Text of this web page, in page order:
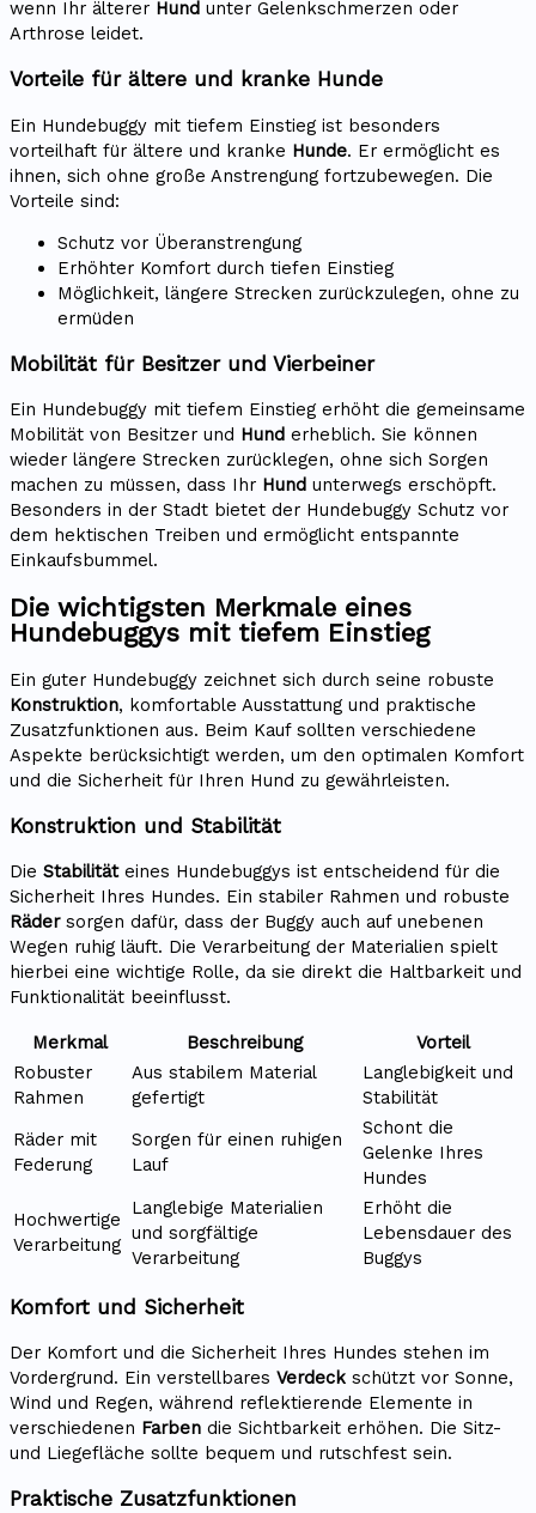
wenn Ihr älterer Hund unter Gelenkschmerzen oder
Arthrose leidet.
Vorteile für ältere und kranke Hunde
Ein Hundebuggy mit tiefem Einstieg ist besonders
vorteilhaft für ältere und kranke Hunde. Er ermöglicht es
ihnen, sich ohne große Anstrengung fortzubewegen. Die
Vorteile sind:
Schutz vor Überanstrengung
Erhöhter Komfort durch tiefen Einstieg
Möglichkeit, längere Strecken zurückzulegen, ohne zu
ermüden
Mobilität für Besitzer und Vierbeiner
Ein Hundebuggy mit tiefem Einstieg erhöht die gemeinsame
Mobilität von Besitzer und Hund erheblich. Sie können
wieder längere Strecken zurücklegen, ohne sich Sorgen
machen zu müssen, dass Ihr Hund unterwegs erschöpft.
Besonders in der Stadt bietet der Hundebuggy Schutz vor
dem hektischen Treiben und ermöglicht entspannte
Einkaufsbummel.
Die wichtigsten Merkmale eines
Hundebuggys mit tiefem Einstieg
Ein guter Hundebuggy zeichnet sich durch seine robuste
Konstruktion, komfortable Ausstattung und praktische
Zusatzfunktionen aus. Beim Kauf sollten verschiedene
Aspekte berücksichtigt werden, um den optimalen Komfort
und die Sicherheit für Ihren Hund zu gewährleisten.
Konstruktion und Stabilität
Die Stabilitäteines Hundebuggys ist entscheidend für die
Sicherheit Ihres Hundes. Ein stabiler Rahmen und robuste
Rädersorgen dafür, dass der Buggy auch auf unebenen
Wegen ruhig läuft. Die Verarbeitung der Materialien spielt
hierbei eine wichtige Rolle, da sie direkt die Haltbarkeit und
Funktionalität beeinflusst.
Merkmal Beschreibung
Vorteil
Robuster
Rahmen
Aus stabilem Material
gefertigt
Langlebigkeit und
Stabilität
Räder mit
Federung
Sorgen für einen ruhigen
Lauf
Schont die
Gelenke Ihres
Hundes
Hochwertige
Verarbeitung
Langlebige Materialien
und sorgfältige
Verarbeitung
Erhöht die
Lebensdauer des
Buggys
Komfort und Sicherheit
Der Komfort und die Sicherheit Ihres Hundes stehen im
Vordergrund. Ein verstellbares Verdeck schützt vor Sonne,
Wind und Regen, während reflektierende Elemente in
verschiedenen Farben die Sichtbarkeit erhöhen. Die Sitz-
und Liegefläche sollte bequem und rutschfest sein.
Praktische Zusatzfunktionen